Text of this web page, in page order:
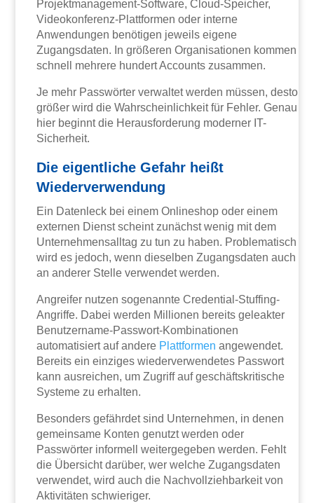
Projektmanagement-Software, Cloud-Speicher,
Videokonferenz-Plattformen oder interne
Anwendungen benötigen jeweils eigene
Zugangsdaten. In größeren Organisationen kommen
schnell mehrere hundert Accounts zusammen.
Je mehr Passwörter verwaltet werden müssen, desto
größer wird die Wahrscheinlichkeit für Fehler. Genau
hier beginnt die Herausforderung moderner IT-
Sicherheit.
Die eigentliche Gefahr heißt
Wiederverwendung
Ein Datenleck bei einem Onlineshop oder einem
externen Dienst scheint zunächst wenig mit dem
Unternehmensalltag zu tun zu haben. Problematisch
wird es jedoch, wenn dieselben Zugangsdaten auch
an anderer Stelle verwendet werden.
Angreifer nutzen sogenannte Credential-Stuffing-
Angriffe. Dabei werden Millionen bereits geleakter
Benutzername-Passwort-Kombinationen
automatisiert auf andere Plattformen angewendet.
Bereits ein einziges wiederverwendetes Passwort
kann ausreichen, um Zugriff auf geschäftskritische
Systeme zu erhalten.
Besonders gefährdet sind Unternehmen, in denen
gemeinsame Konten genutzt werden oder
Passwörter informell weitergegeben werden. Fehlt
die Übersicht darüber, wer welche Zugangsdaten
verwendet, wird auch die Nachvollziehbarkeit von
Aktivitäten schwieriger.